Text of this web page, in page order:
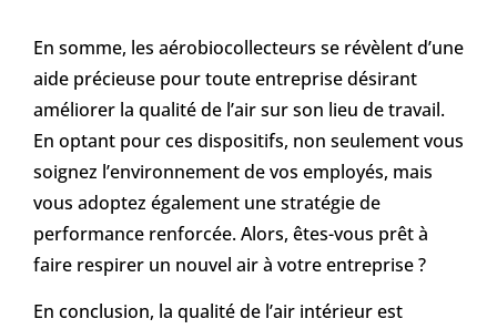
En somme, les aérobiocollecteurs se révèlent d’une
aide précieuse pour toute entreprise désirant
améliorer la qualité de l’air sur son lieu de travail.
En optant pour ces dispositifs, non seulement vous
soignez l’environnement de vos employés, mais
vous adoptez également une stratégie de
performance renforcée. Alors, êtes-vous prêt à
faire respirer un nouvel air à votre entreprise ?
En conclusion, la qualité de l’air intérieur est